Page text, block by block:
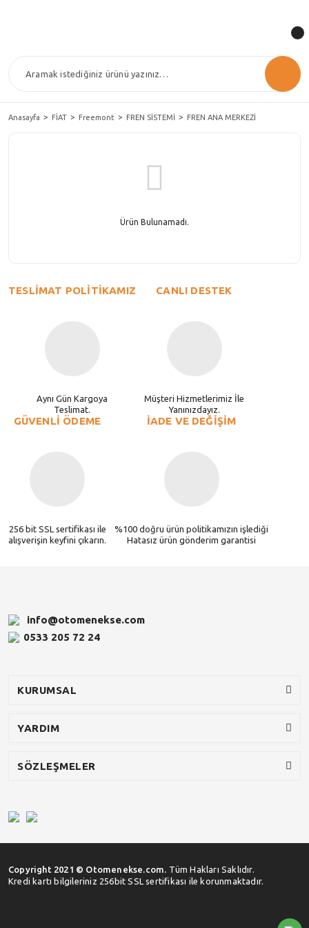
Anasayfa FİAT Freemont FREN SİSTEMİ FREN ANA MERKEZİ
Ürün Bulunamadı.
TESLİMAT POLİTİKAMIZ
Aynı Gün Kargoya
Teslimat.
CANLI DESTEK
Müşteri Hizmetlerimiz İle
Yanınızdayız.
GÜVENLİ ÖDEME
256 bit SSL sertifikası ile
alışverişin keyfini çıkarın.
İADE VE DEĞİŞİM
%100 doğru ürün politikamızın işlediği
Hatasız ürün gönderim garantisi
info@otomenekse.com
0533 205 72 24
KURUMSAL
YARDIM
SÖZLEŞMELER
Copyright 2021 © Otomenekse.com. Tüm Hakları Saklıdır.
Kredi kartı bilgileriniz 256bit SSL sertifikası ile korunmaktadır.